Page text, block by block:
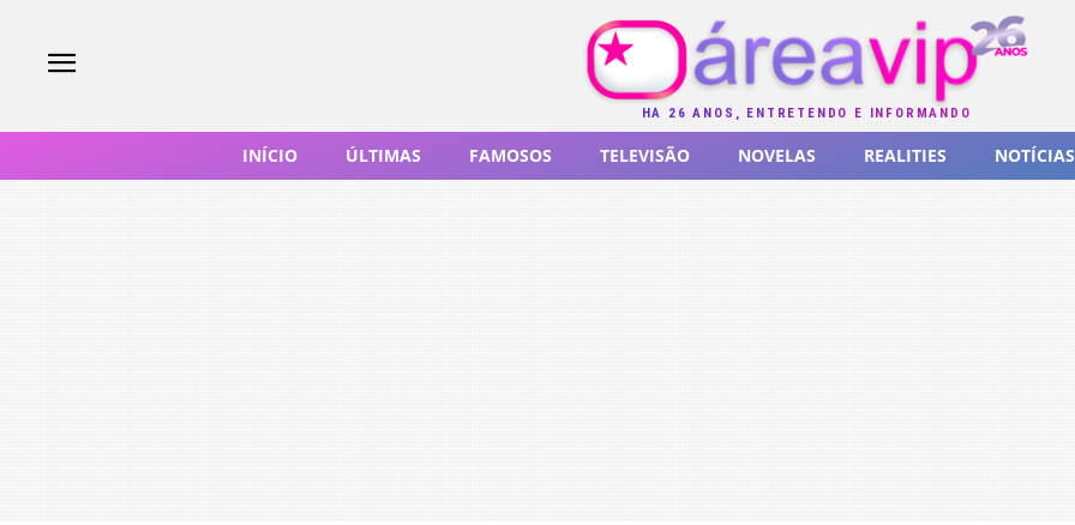
HÁ 26 ANOS, ENTRETENDO E INFORMANDO
INÍCIO ÚLTIMAS FAMOSOS TELEVISÃO NOVELAS REALITIES NOTÍCIAS